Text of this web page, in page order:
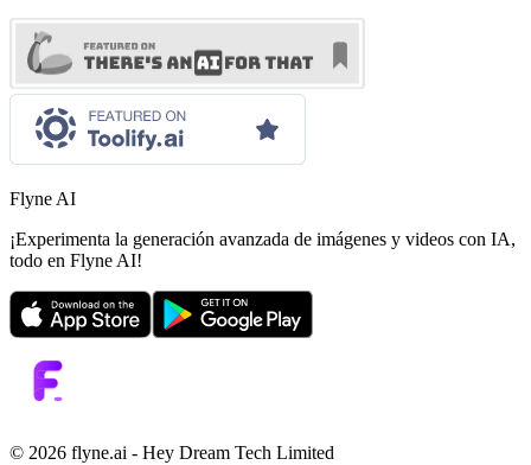
Flyne AI
¡Experimenta la generación avanzada de imágenes y videos con IA,
todo en Flyne AI!
©️ 2026 flyne.ai - Hey Dream Tech Limited